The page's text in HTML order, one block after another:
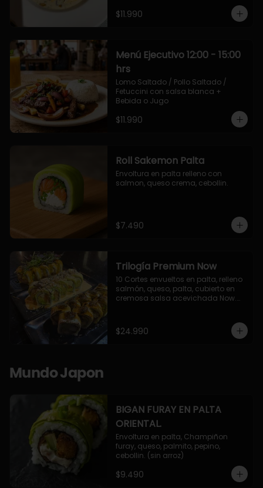
$11.990
Menú Ejecutivo 12:00 - 15:00
hrs
Lomo Saltado / Pollo Saltado /
Fetuccini con salsa blanca +
Bebida o Jugo
$11.990
Roll Sakemon Palta
Envoltura en palta relleno con
salmon, queso crema, cebollin.
$7.490
Trilogía Premium Now
10 Cortes envueltos en palta, relleno
salmón, queso, palta, cubierto en
cremosa salsa acevichada Now.
palta, cubierto con topping de
chimichurri de la casa flambeado.
$24.990
Mundo Japon
BIGAN FURAY EN PALTA
ORIENTAL.
Envoltura en palta, Champiñon
furay, queso, palmito, pepino,
cebollin. (sin arroz)
$9.490